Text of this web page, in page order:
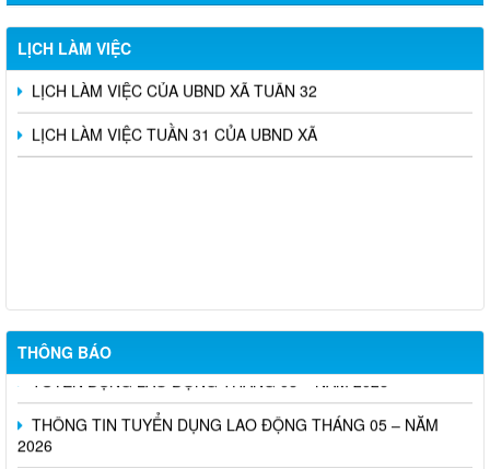
LỊCH LÀM VIỆC
ngày 12/1/2026 đến ngày 16/1/2026)
LỊCH LÀM VIỆC CỦA UBND XÃ TUẦN 32
LỊCH LÀM VIỆC TUẦN 31 CỦA UBND XÃ
THÔNG BÁO
Tổ chức Sàn giao dịch việc làm tháng 07 năm 2026
TUYỂN DỤNG LAO ĐỘNG THÁNG 06 – NĂM 2026
THÔNG TIN TUYỂN DỤNG LAO ĐỘNG THÁNG 05 – NĂM
2026